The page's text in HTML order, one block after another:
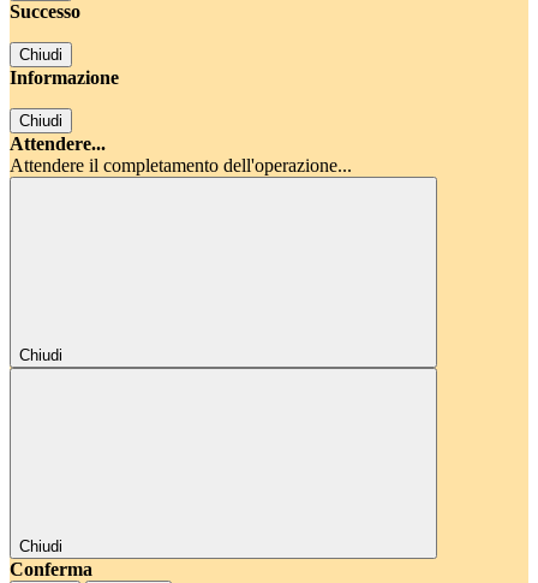
Successo
Chiudi
Informazione
Chiudi
Attendere...
Attendere il completamento dell'operazione...
Chiudi
Chiudi
Conferma